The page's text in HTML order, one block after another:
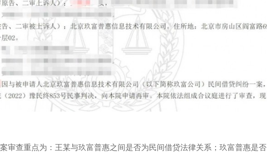
审查重点为：王某与玖富普惠之间是否为民间借贷法律关系；玖富普惠是否